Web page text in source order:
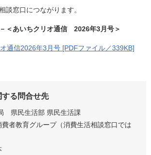
窓口につながります。
＜あいちクリオ通信 2026年3月号＞
通信2026年3月号 [PDFファイル／339KB]
する問合せ先
県民生活部 県民生活課
者教育グループ（消費生活相談窓口では